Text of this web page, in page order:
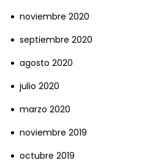
noviembre 2020
septiembre 2020
agosto 2020
julio 2020
marzo 2020
noviembre 2019
octubre 2019